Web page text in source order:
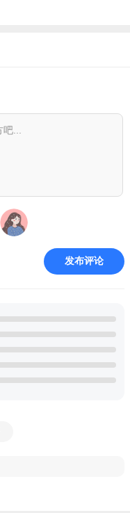
发布评论